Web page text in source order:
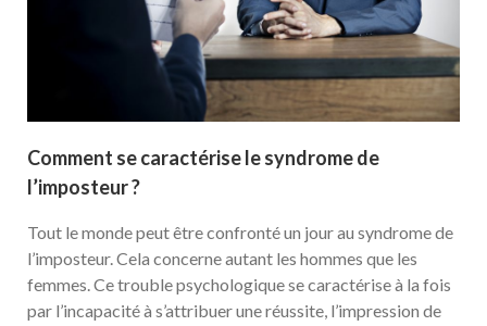
Comment se caractérise le syndrome de
l’imposteur ?
Tout le monde peut être confronté un jour au syndrome de
l’imposteur. Cela concerne autant les hommes que les
femmes. Ce trouble psychologique se caractérise à la fois
par l’incapacité à s’attribuer une réussite, l’impression de